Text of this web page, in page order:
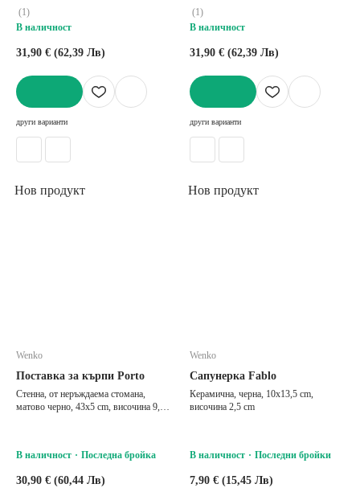
(1)
В наличност
31,90 € (62,39 Лв)
други варианти
(1)
В наличност
31,90 € (62,39 Лв)
други варианти
Нов продукт
Wenko
Поставка за кърпи Porto
Стенна, от неръждаема стомана,
матово черно, 43x5 cm, височина 9,5
В наличност Последна бройка
30,90 € (60,44 Лв)
Нов продукт
Wenko
Сапунерка Fablo
Керамична, черна, 10x13,5 cm,
височина 2,5 cm
В наличност Последни бройки
7,90 € (15,45 Лв)